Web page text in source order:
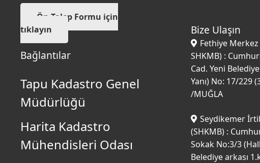
Ön Talep Formu için
tıklayın
Bağlantılar
Tapu Kadastro Genel
Müdürlüğü
Harita Kadastro
Mühendisleri Odası
Bize Ulaşın
Fethiye
SHKMB) :
Cad. Yeni
Yanı) No: 17/229
/MUĞLA
Seydikemer
(SHKMB) :
Sokak No:3/3
Belediye arkası